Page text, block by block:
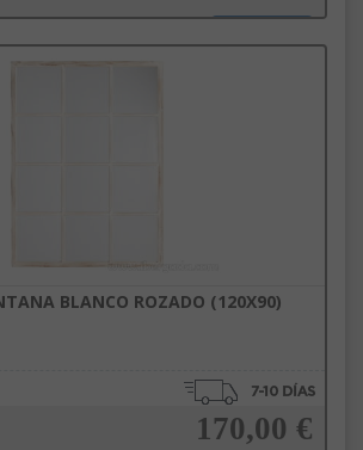
BLANCO ROZADO (120X90)
170,00 €